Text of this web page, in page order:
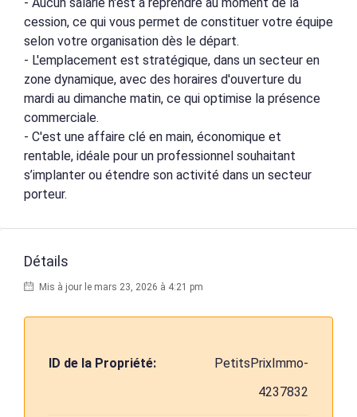
cession, ce qui vous permet de constituer votre équipe
selon votre organisation dès le départ.
- L'emplacement est stratégique, dans un secteur en
zone dynamique, avec des horaires d'ouverture du
mardi au dimanche matin, ce qui optimise la présence
commerciale.
- C'est une affaire clé en main, économique et
rentable, idéale pour un professionnel souhaitant
s’implanter ou étendre son activité dans un secteur
porteur.
Détails
Mis à jour le mars 23, 2026 à 4:21 pm
ID de la Propriété:
PetitsPrixImmo-
4237832